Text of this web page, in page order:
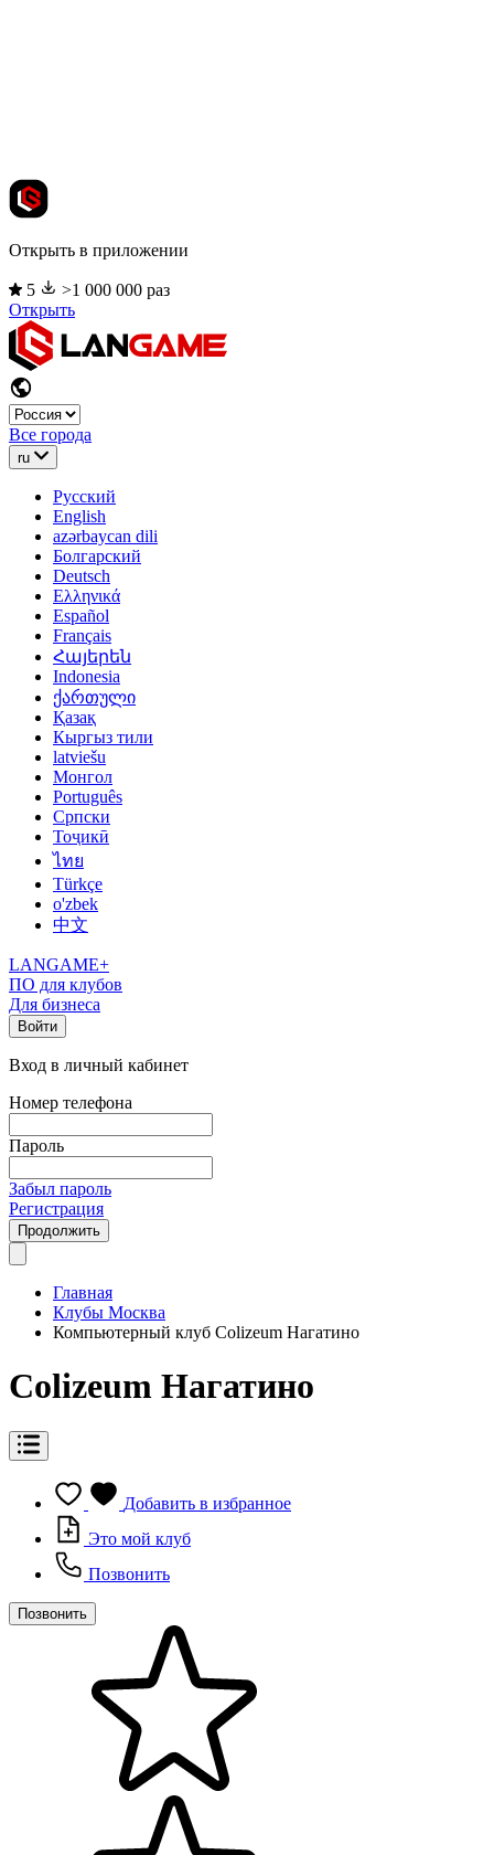
Открыть в приложении
5
>1 000 000 раз
Открыть
Все города
ru
Русский
English
azərbaycan dili
Болгарский
Deutsch
Ελληνικά
Español
Français
Հայերեն
Indonesia
ქართული
Қазақ
Кыргыз тили
latviešu
Монгол
Português
Српски
Тоҷикӣ
ไทย
Türkçe
o'zbek
中文
LANGAME+
ПО для клубов
Для бизнеса
Войти
Вход в личный кабинет
Номер телефона
Пароль
Забыл пароль
Регистрация
Продолжить
Главная
Клубы Москва
Компьютерный клуб Colizeum Нагатино
Colizeum Нагатино
Добавить в избранное
Это мой клуб
Позвонить
Позвонить